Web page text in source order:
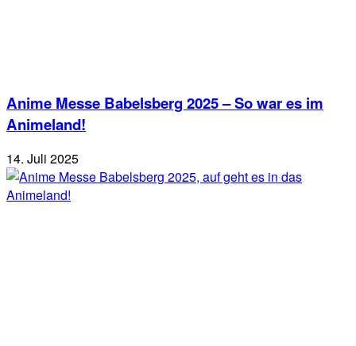
Anime Messe Babelsberg 2025 – So war es im
Animeland!
14. Juli 2025